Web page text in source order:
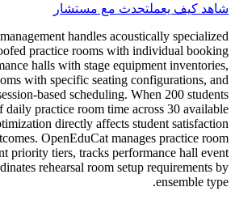
شاهد كيف يعملتحدث مع مستشار
handles acoustically specialized
practice rooms with individual booking
halls with stage equipment inventories,
with specific seating configurations, and
based scheduling. When 200 students
daily practice room time across 30 available
directly affects student satisfaction
OpenEduCat manages practice room
priority tiers, tracks performance hall event
rehearsal room setup requirements by
ensemble type.